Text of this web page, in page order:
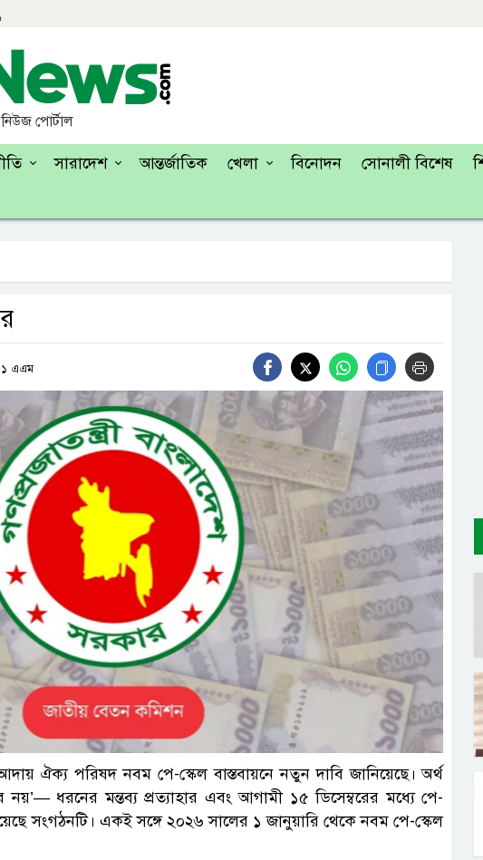
পোর্টাল
সারাদেশ আন্তর্জাতিক খেলা বিনোদন সোনালী বিশেষ
এএম
ঐক্য পরিষদ নবম পে-স্কেল বাস্তবায়নে নতুন দাবি জানিয়েছে। অর্থ
নয়’— ধরনের মন্তব্য প্রত্যাহার এবং আগামী ১৫ ডিসেম্বরের মধ্যে পে-
সংগঠনটি। একই সঙ্গে ২০২৬ সালের ১ জানুয়ারি থেকে নবম পে-স্কেল